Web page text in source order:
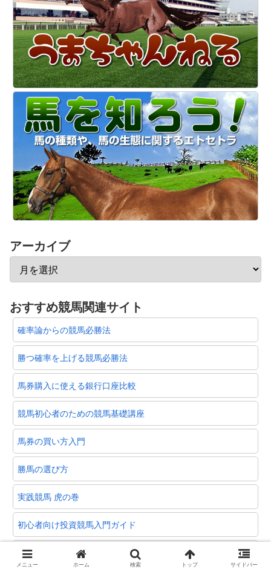
アーカイブ
おすすめ競馬関連サイト
確率論からの競馬必勝法
勝つ確率を上げる競馬必勝法
馬券購入に使える銀行口座比較
競馬初心者のための競馬基礎講座
馬券の買い方入門
勝馬の選び方
実践競馬 虎の巻
初心者向け投資競馬入門ガイド
投資競馬必勝法
メニュー ホーム 検索 トップ サイドバー